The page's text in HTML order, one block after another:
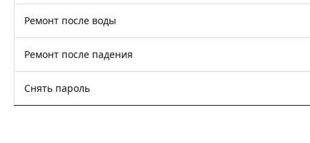
Ремонт после воды
Ремонт после падения
Снять пароль